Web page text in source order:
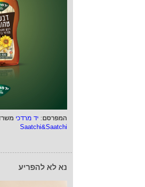
המפרסם: יד מרדכי
Saatchi&Saatchi
נא לא להפריע